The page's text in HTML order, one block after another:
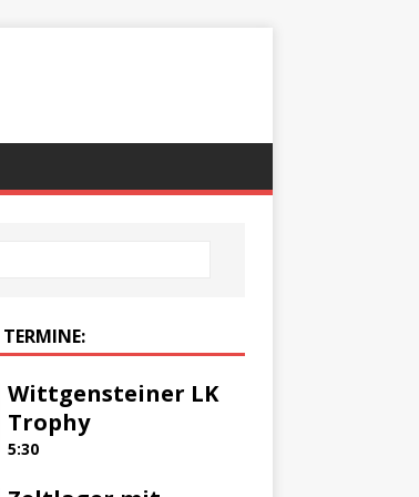
Wittgensteiner LK
Trophy
5:30